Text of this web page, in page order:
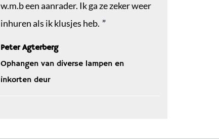
w.m.b een aanrader. Ik ga ze zeker weer
inhuren als ik klusjes heb.
Peter Agterberg
Ophangen van diverse lampen en
inkorten deur